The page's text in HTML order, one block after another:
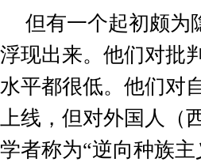
但有一个起初颇为
浮现出来。他们对批
水平都很低。他们对
上线，但对外国人（
学者称为“逆向种族主